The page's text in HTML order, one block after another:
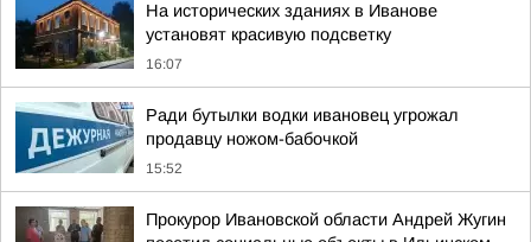
На исторических зданиях в Иванове
установят красивую подсветку
16:07
Ради бутылки водки ивановец угрожал
продавцу ножом-бабочкой
15:52
Прокурор Ивановской области Андрей Жугин